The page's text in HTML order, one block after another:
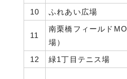
10 ふれあい広場
11
南栗橋フィールド
場）
12 緑1丁目テニス場